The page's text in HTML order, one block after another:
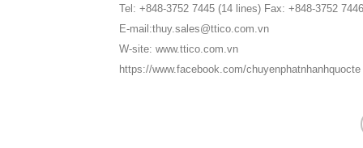
Tel: +848-3752 7445 (14 lines) Fax: +848-3752 7446
E-mail:thuy.sales@ttico.com.vn
W-site: www.ttico.com.vn
https://www.facebook.com/chuyenphatnhanhquocte